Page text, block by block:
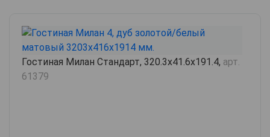
Гостиная Милан Стандарт, 320.3х41.6х191.4, арт.
61379